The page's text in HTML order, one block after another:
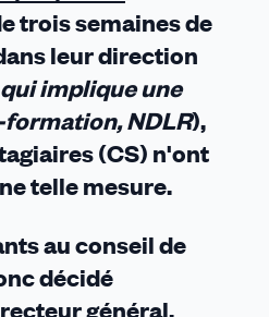
trois semaines de
leur direction
implique une
NDLR),
(CS) n'ont
telle mesure.
au conseil de
décidé
général.